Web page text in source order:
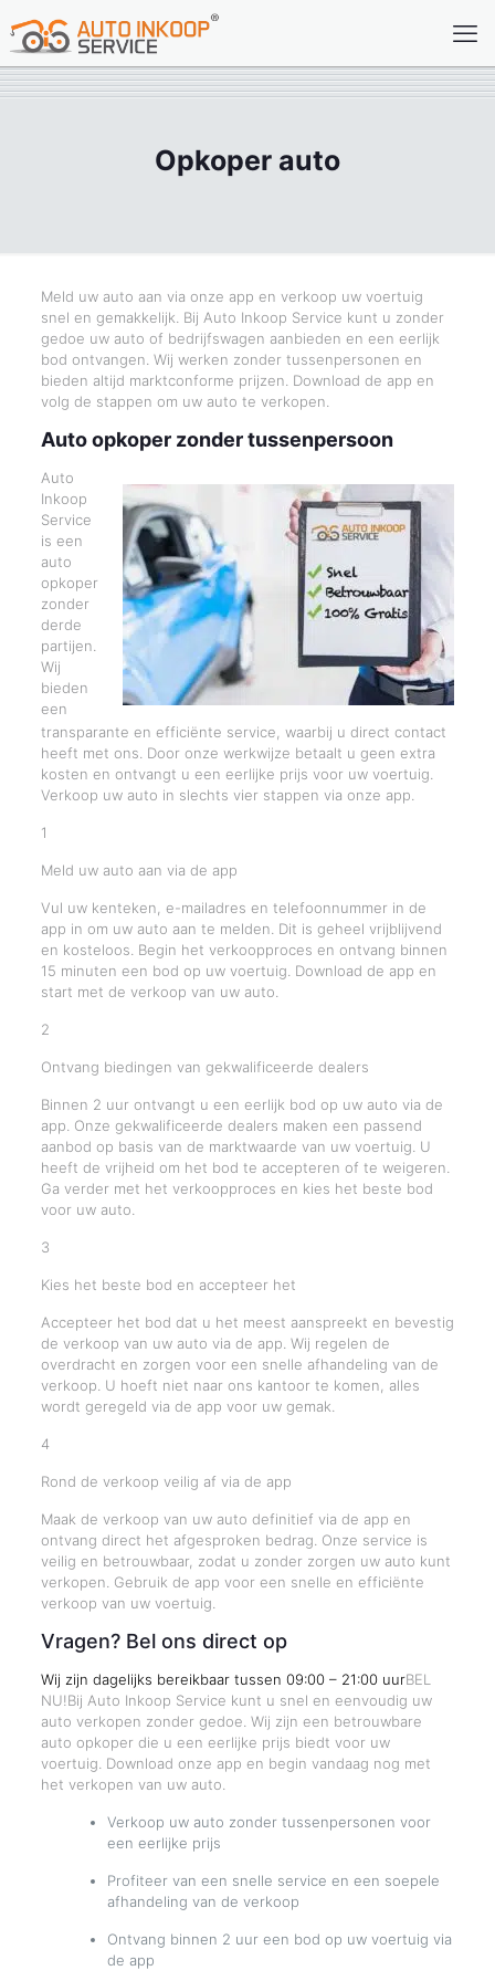
Opkoper auto
Meld uw auto aan via onze app en verkoop uw voertuig
snel en gemakkelijk. Bij Auto Inkoop Service kunt u zonder
gedoe uw auto of bedrijfswagen aanbieden en een eerlijk
bod ontvangen. Wij werken zonder tussenpersonen en
bieden altijd marktconforme prijzen. Download de app en
volg de stappen om uw auto te verkopen.
Auto opkoper zonder tussenpersoon
Auto
Inkoop
Service
is een
auto
opkoper
zonder
derde
partijen.
Wij
bieden
een
transparante en efficiënte service, waarbij u direct contact
heeft met ons. Door onze werkwijze betaalt u geen extra
kosten en ontvangt u een eerlijke prijs voor uw voertuig.
Verkoop uw auto in slechts vier stappen via onze app.
1
Meld uw auto aan via de app
Vul uw kenteken, e-mailadres en telefoonnummer in de
app in om uw auto aan te melden. Dit is geheel vrijblijvend
en kosteloos. Begin het verkoopproces en ontvang binnen
15 minuten een bod op uw voertuig. Download de app en
start met de verkoop van uw auto.
2
Ontvang biedingen van gekwalificeerde dealers
Binnen 2 uur ontvangt u een eerlijk bod op uw auto via de
app. Onze gekwalificeerde dealers maken een passend
aanbod op basis van de marktwaarde van uw voertuig. U
heeft de vrijheid om het bod te accepteren of te weigeren.
Ga verder met het verkoopproces en kies het beste bod
voor uw auto.
3
Kies het beste bod en accepteer het
Accepteer het bod dat u het meest aanspreekt en bevestig
de verkoop van uw auto via de app. Wij regelen de
overdracht en zorgen voor een snelle afhandeling van de
verkoop. U hoeft niet naar ons kantoor te komen, alles
wordt geregeld via de app voor uw gemak.
4
Rond de verkoop veilig af via de app
Maak de verkoop van uw auto definitief via de app en
ontvang direct het afgesproken bedrag. Onze service is
veilig en betrouwbaar, zodat u zonder zorgen uw auto kunt
verkopen. Gebruik de app voor een snelle en efficiënte
verkoop van uw voertuig.
Vragen? Bel ons direct op
Wij zijn dagelijks bereikbaar tussen 09:00 – 21:00 uurBEL
NU!Bij Auto Inkoop Service kunt u snel en eenvoudig uw
auto verkopen zonder gedoe. Wij zijn een betrouwbare
auto opkoper die u een eerlijke prijs biedt voor uw
voertuig. Download onze app en begin vandaag nog met
het verkopen van uw auto.
Verkoop uw auto zonder tussenpersonen voor
een eerlijke prijs
Profiteer van een snelle service en een soepele
afhandeling van de verkoop
Ontvang binnen 2 uur een bod op uw voertuig via
de app